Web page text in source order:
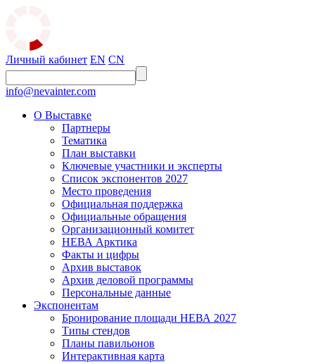
Личный кабинет EN CN
info@nevainter.com
О Выставке
Партнеры
Тематика
План выставки
Ключевые участники и эксперты
Список экспонентов 2027
Место проведения
Официальная поддержка
Официальные обращения
Организационный комитет
НЕВА Арктика
Факты и цифры
Архив выставок
Архив деловой программы
Персональные данные
Экспонентам
Бронирование площади НЕВА 2027
Типы стендов
Планы павильонов
Интерактивная карта